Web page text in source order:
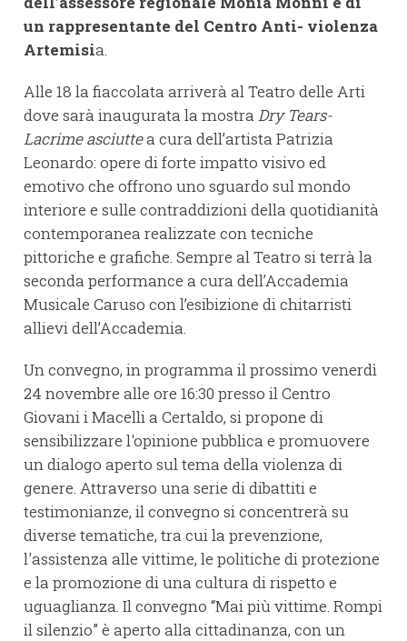
un rappresentante del Centro Anti- violenza
Artemisia.
Alle 18 la fiaccolata arriverà al Teatro delle Arti
dove sarà inaugurata la mostra Dry Tears-
Lacrime asciuttea cura dell’artista Patrizia
Leonardo: opere di forte impatto visivo ed
emotivo che offrono uno sguardo sul mondo
interiore e sulle contraddizioni della quotidianità
contemporanea realizzate con tecniche
pittoriche e grafiche. Sempre al Teatro si terrà la
seconda performance a cura dell’Accademia
Musicale Caruso con l’esibizione di chitarristi
allievi dell’Accademia.
Un convegno, in programma il prossimo venerdì
24 novembre alle ore 16:30 presso il Centro
Giovani i Macelli a Certaldo, si propone di
sensibilizzare l'opinione pubblica e promuovere
un dialogo aperto sul tema della violenza di
genere. Attraverso una serie di dibattiti e
testimonianze, il convegno si concentrerà su
diverse tematiche, tra cui la prevenzione,
l'assistenza alle vittime, le politiche di protezione
e la promozione di una cultura di rispetto e
uguaglianza. Il convegno “Mai più vittime. Rompi
il silenzio” è aperto alla cittadinanza, con un